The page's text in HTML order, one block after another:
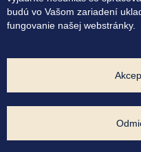
Súhlas na marketingové
Developer projektu:
budú vo Vašom zariadení
fungovanie našej webstránky.